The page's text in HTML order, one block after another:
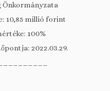
Önkormányzata
10,85 millió forint
100%
2022.03.29.